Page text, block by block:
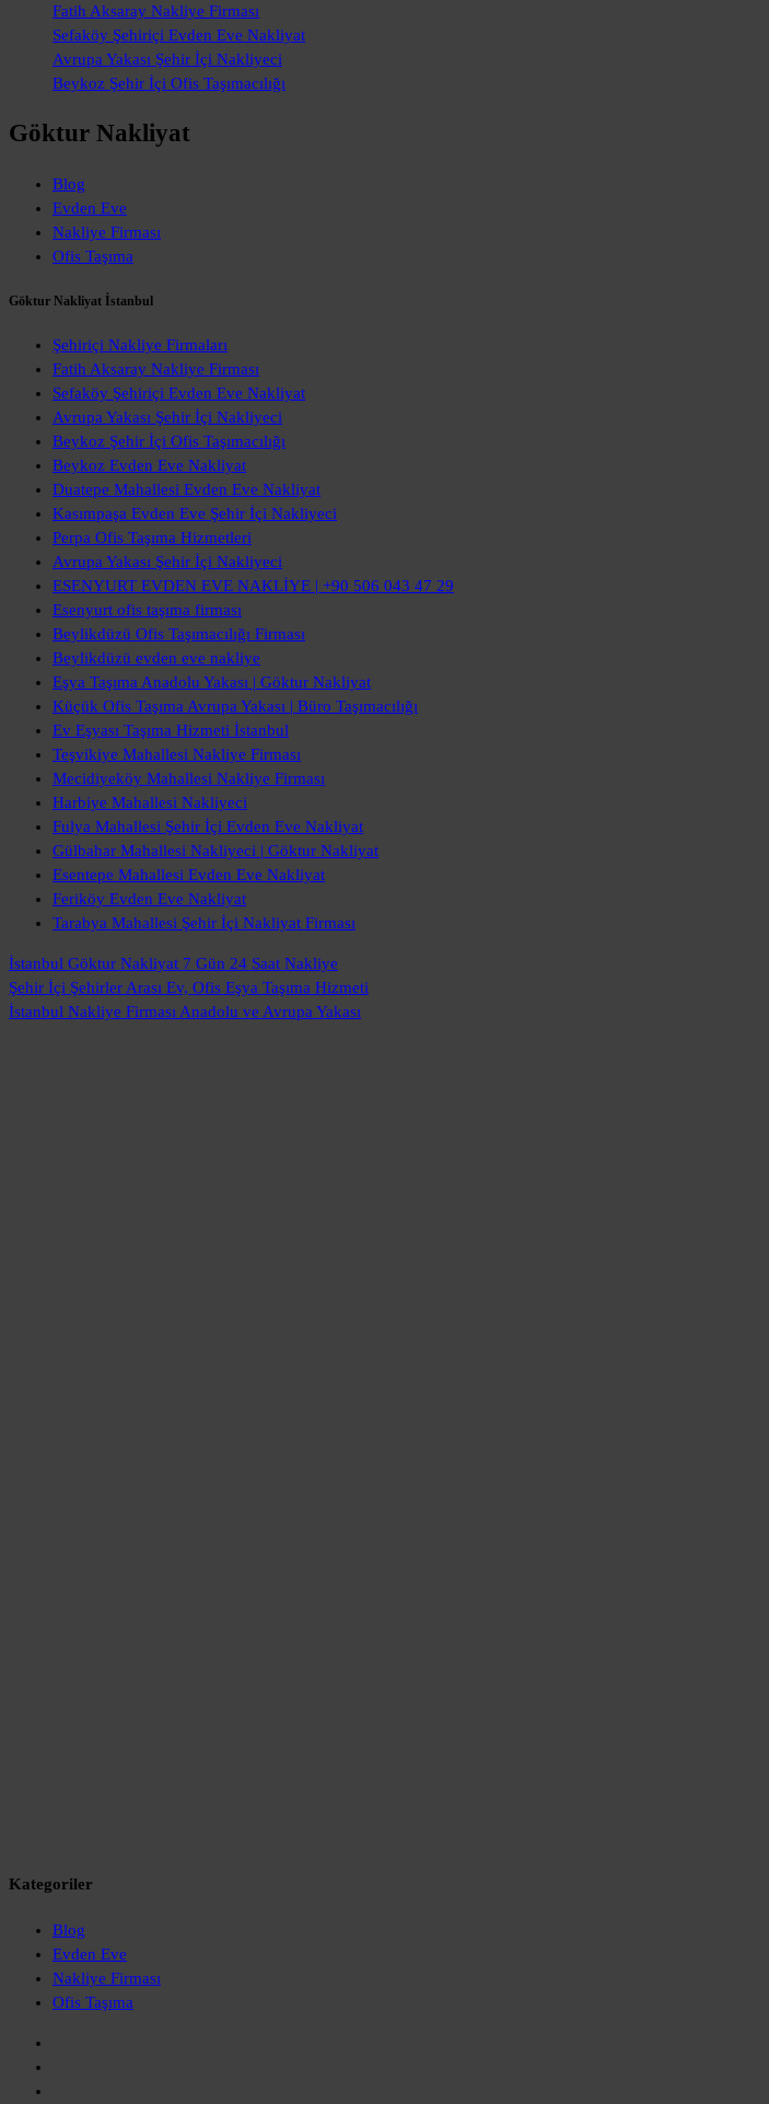
Fatih Aksaray Nakliye Firması
Sefaköy Şehiriçi Evden Eve Nakliyat
Avrupa Yakası Şehir İçi Nakliyeci
Beykoz Şehir İçi Ofis Taşımacılığı
Göktur Nakliyat
Blog
Evden Eve
Nakliye Firması
Ofis Taşıma
Göktur Nakliyat İstanbul
Şehiriçi Nakliye Firmaları
Fatih Aksaray Nakliye Firması
Sefaköy Şehiriçi Evden Eve Nakliyat
Avrupa Yakası Şehir İçi Nakliyeci
Beykoz Şehir İçi Ofis Taşımacılığı
Beykoz Evden Eve Nakliyat
Duatepe Mahallesi Evden Eve Nakliyat
Kasımpaşa Evden Eve Şehir İçi Nakliyeci
Perpa Ofis Taşıma Hizmetleri
Avrupa Yakası Şehir İçi Nakliyeci
ESENYURT EVDEN EVE NAKLİYE | +90 506 043 47 29
Esenyurt ofis taşıma firması
Beylikdüzü Ofis Taşımacılığı Firması
Beylikdüzü evden eve nakliye
Eşya Taşıma Anadolu Yakası | Göktur Nakliyat
Küçük Ofis Taşıma Avrupa Yakası | Büro Taşımacılığı
Ev Eşyası Taşıma Hizmeti İstanbul
Teşvikiye Mahallesi Nakliye Firması
Mecidiyeköy Mahallesi Nakliye Firması
Harbiye Mahallesi Nakliyeci
Fulya Mahallesi Şehir İçi Evden Eve Nakliyat
Gülbahar Mahallesi Nakliyeci | Göktur Nakliyat
Esentepe Mahallesi Evden Eve Nakliyat
Feriköy Evden Eve Nakliyat
Tarabya Mahallesi Şehir İçi Nakliyat Firması
İstanbul Göktur Nakliyat 7 Gün 24 Saat Nakliye
Şehir İçi Şehirler Arası Ev, Ofis Eşya Taşıma Hizmeti
İstanbul Nakliye FirmasıAnadolu ve Avrupa Yakası
Kategoriler
Blog
Evden Eve
Nakliye Firması
Ofis Taşıma